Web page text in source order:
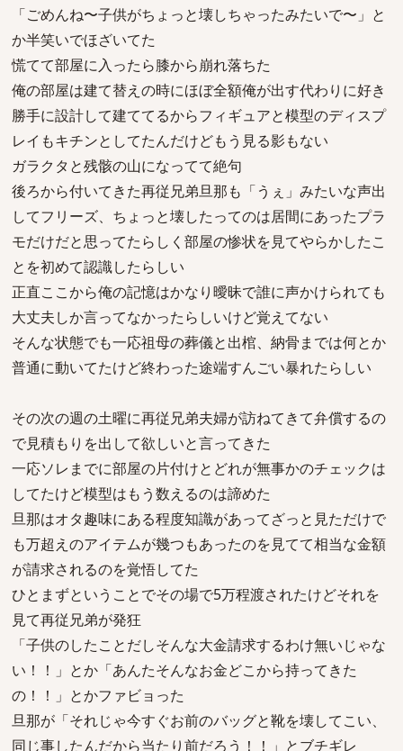
「ごめんね〜子供がちょっと壊しちゃったみたいで〜」と
か半笑いでほざいてた
慌てて部屋に入ったら膝から崩れ落ちた
俺の部屋は建て替えの時にほぼ全額俺が出す代わりに好き
勝手に設計して建ててるからフィギュアと模型のディスプ
レイもキチンとしてたんだけどもう見る影もない
ガラクタと残骸の山になってて絶句
後ろから付いてきた再従兄弟旦那も「うぇ」みたいな声出
してフリーズ、ちょっと壊したってのは居間にあったプラ
モだけだと思ってたらしく部屋の惨状を見てやらかしたこ
とを初めて認識したらしい
正直ここから俺の記憶はかなり曖昧で誰に声かけられても
大丈夫しか言ってなかったらしいけど覚えてない
そんな状態でも一応祖母の葬儀と出棺、納骨までは何とか
普通に動いてたけど終わった途端すんごい暴れたらしい
その次の週の土曜に再従兄弟夫婦が訪ねてきて弁償するの
で見積もりを出して欲しいと言ってきた
一応ソレまでに部屋の片付けとどれが無事かのチェックは
してたけど模型はもう数えるのは諦めた
旦那はオタ趣味にある程度知識があってざっと見ただけで
も万超えのアイテムが幾つもあったのを見てて相当な金額
が請求されるのを覚悟してた
ひとまずということでその場で5万程渡されたけどそれを
見て再従兄弟が発狂
「子供のしたことだしそんな大金請求するわけ無いじゃな
い！！」とか「あんたそんなお金どこから持ってきた
の！！」とかファビョった
旦那が「それじゃ今すぐお前のバッグと靴を壊してこい、
同じ事したんだから当たり前だろう！！」とブチギレ